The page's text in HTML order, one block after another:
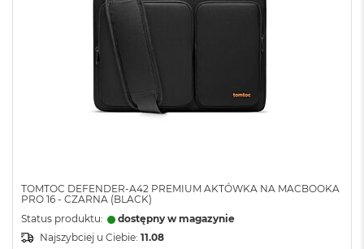
TOMTOC DEFENDER-A42 PREMIUM AKTÓWKA NA MACBOOKA
PRO 16 - CZARNA (BLACK)
Status produktu:
dostępny w magazynie
Najszybciej u Ciebie: 11.08